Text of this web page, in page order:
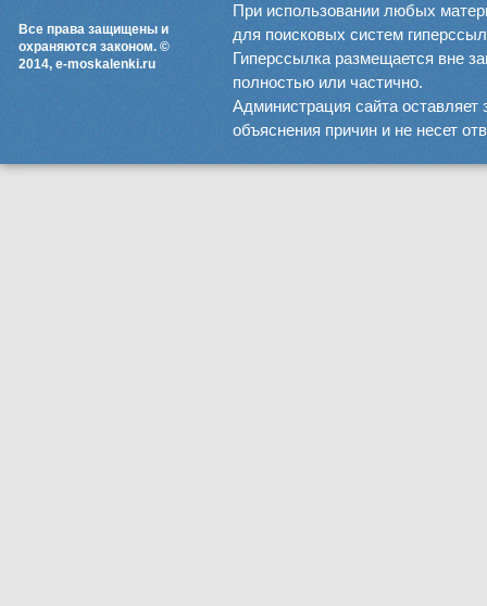
Все права защищены и
охраняются законом. ©
2014, e-moskalenki.ru
При использовании любых
для поисковых систем
Гиперссылка размещается вне
полностью или частично.
Администрация сайта оставляет
объяснения причин и не несет